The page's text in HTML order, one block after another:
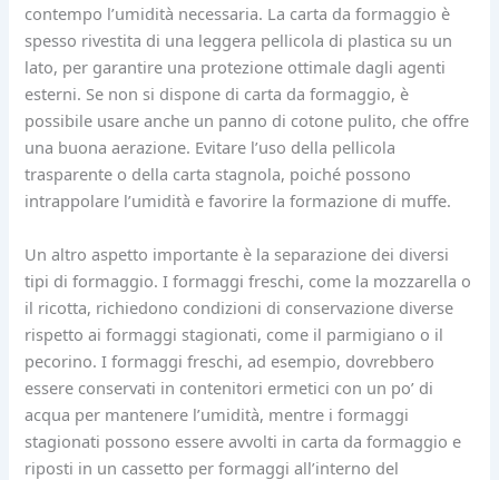
contempo l’umidità necessaria. La carta da formaggio è
spesso rivestita di una leggera pellicola di plastica su un
lato, per garantire una protezione ottimale dagli agenti
esterni. Se non si dispone di carta da formaggio, è
possibile usare anche un panno di cotone pulito, che offre
una buona aerazione. Evitare l’uso della pellicola
trasparente o della carta stagnola, poiché possono
intrappolare l’umidità e favorire la formazione di muffe.
Un altro aspetto importante è la separazione dei diversi
tipi di formaggio. I formaggi freschi, come la mozzarella o
il ricotta, richiedono condizioni di conservazione diverse
rispetto ai formaggi stagionati, come il parmigiano o il
pecorino. I formaggi freschi, ad esempio, dovrebbero
essere conservati in contenitori ermetici con un po’ di
acqua per mantenere l’umidità, mentre i formaggi
stagionati possono essere avvolti in carta da formaggio e
riposti in un cassetto per formaggi all’interno del